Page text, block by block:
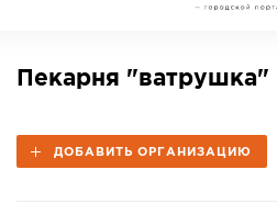
НОВОСТИ
ОБЪЯВЛЕНИЯ
Пекарня "ватрушка"
ДОБАВИТЬ ОРГАНИЗАЦИЮ